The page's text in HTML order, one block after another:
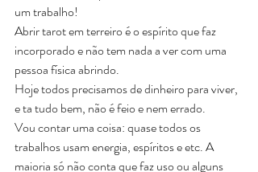
um trabalho!
Abrir tarot em terreiro é o espírito que faz
incorporado e não tem nada a ver com uma
pessoa física abrindo.
Hoje todos precisamos de dinheiro para viver,
e ta tudo bem, não é feio e nem errado.
Vou contar uma coisa: quase todos os
trabalhos usam energia, espíritos e etc. A
maioria só não conta que faz uso ou alguns